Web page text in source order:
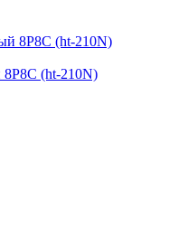
(ht-210N)